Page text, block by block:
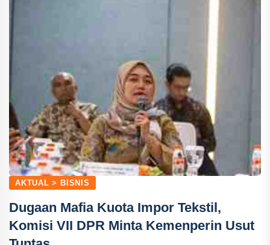
AKTUAL > BISNIS
Dugaan Mafia Kuota Impor Tekstil,
Komisi VII DPR Minta Kemenperin Usut